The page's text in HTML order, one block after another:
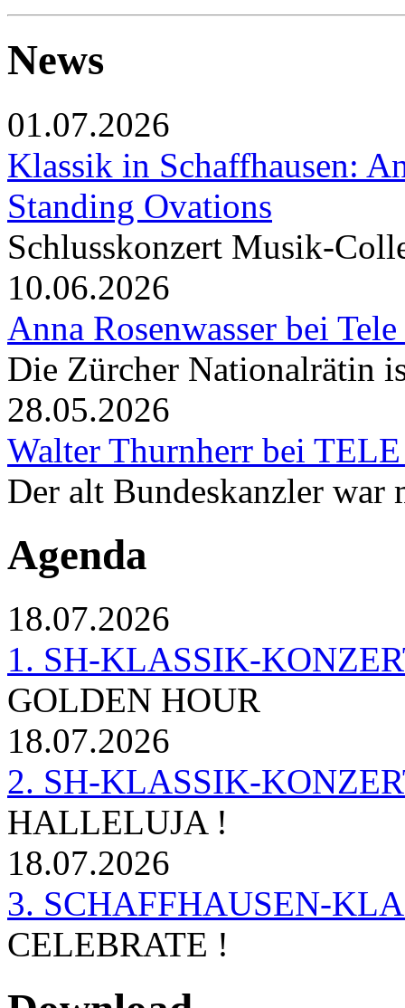
News
01.07.2026
Klassik in Schaffhausen:
Standing Ovations
Schlusskonzert Musik-
10.06.2026
Anna Rosenwasser bei
Die Zürcher Nationalrätin
28.05.2026
Walter Thurnherr bei
Der alt Bundeskanzler war
Agenda
18.07.2026
1. SH-KLASSIK-
GOLDEN HOUR
18.07.2026
2. SH-KLASSIK-
HALLELUJA !
18.07.2026
3. SCHAFFHAUSEN-
CELEBRATE !